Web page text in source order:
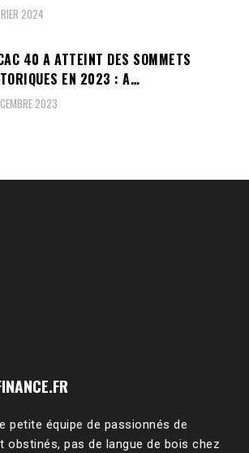
2024
40 A ATTEINT DES SOMMETS
EN 2023 : A…
2023
petite équipe de passionnés de
obstinés, pas de langue de bois chez